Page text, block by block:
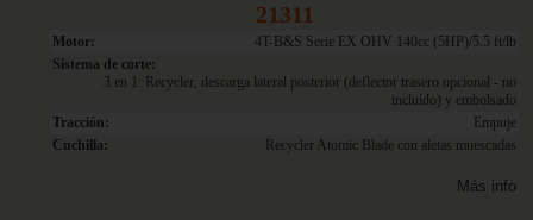
21311
Motor:
4T-B&S Serie EX OHV 140cc (5HP)/5.5 ft/lb
Sistema de corte:
3 en 1: Recycler, descarga lateral posterior (deflector trasero opcional - no
incluído) y embolsado
Tracción:
Empuje
Cuchilla:
Recycler Atomic Blade con aletas muescadas
Más info